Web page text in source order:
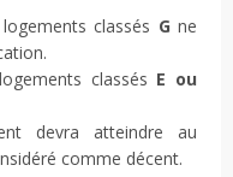
classés G ne
classés E ou
devra atteindre au
comme décent.